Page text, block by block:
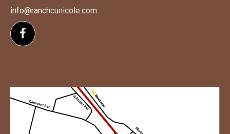
info@ranchcunicole.com
Suivez-nous sur Facebook